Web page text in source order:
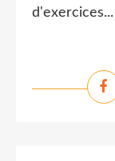
d'exercices...